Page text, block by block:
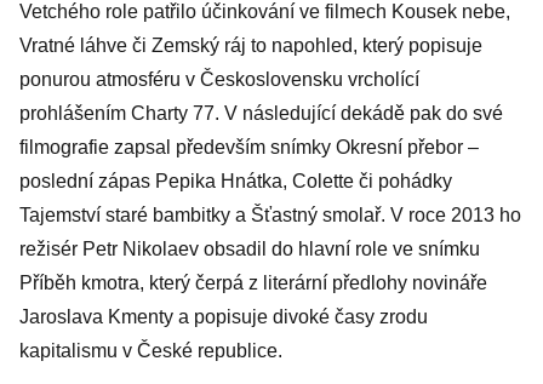
Vetchého role patřilo účinkování ve filmech Kousek nebe,
Vratné láhve či Zemský ráj to napohled, který popisuje
ponurou atmosféru v Československu vrcholící
prohlášením Charty 77. V následující dekádě pak do své
filmografie zapsal především snímky Okresní přebor –
poslední zápas Pepika Hnátka, Colette či pohádky
Tajemství staré bambitky a Šťastný smolař. V roce 2013 ho
režisér Petr Nikolaev obsadil do hlavní role ve snímku
Příběh kmotra, který čerpá z literární předlohy novináře
Jaroslava Kmenty a popisuje divoké časy zrodu
kapitalismu v České republice.